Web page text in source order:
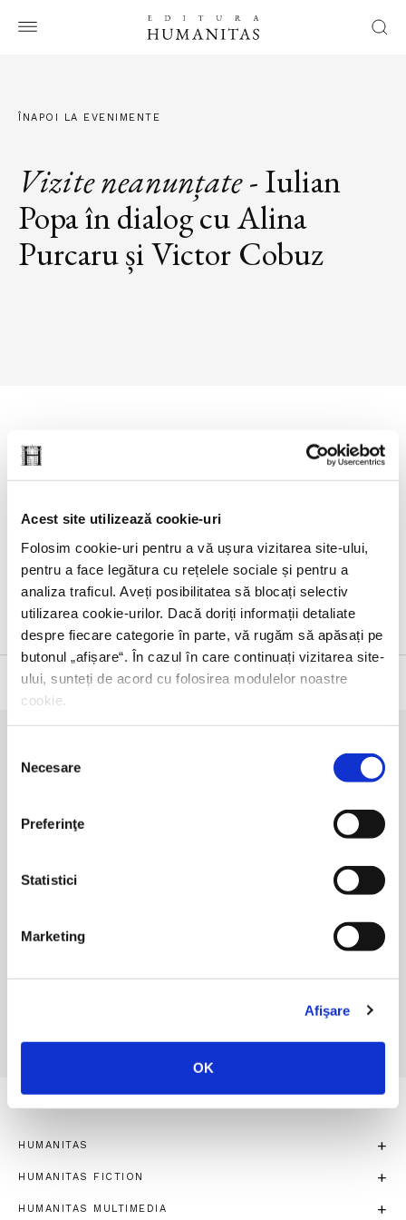
Acest site utilizează cookie-uri
Folosim cookie-uri pentru a vă ușura vizitarea site-ului,
pentru a face legătura cu rețelele sociale și pentru a
analiza traficul. Aveți posibilitatea să blocați selectiv
utilizarea cookie-urilor. Dacă doriți informații detaliate
despre fiecare categorie în parte, vă rugăm să apăsați pe
butonul „ afișare“. În cazul în care continuați vizitarea site-
ului, sunteți de acord cu folosirea modulelor noastre
cookie.
consimțământului
Necesare
Preferinţe
Statistici
Marketing
Afişare
OK
ÎNAPOI LA EVENIMENTE
Vizite neanunțate- Iulian
Popa în dialog cu Alina
Purcaru și Victor Cobuz
Editura Humanitas vă invităm joi, 9 octombrie, de la ora 19.00,
la Librăria Humanitas de la Cișmigiu, la o întâlnire cu scriitorul
Cobuz, prilejuită de lansarea volumului de proze scurte
neanunțatede Iulian Popa.
Accesul este liber, în limita locurilor disponibile, prinrezervare
pe platforma Eventbook.
Editura Humanitas pe Social
CONTACT
HUMANITAS
HUMANITAS FICTION
HUMANITAS MULTIMEDIA